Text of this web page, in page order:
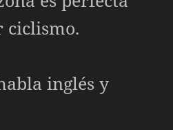
ciclismo.
inglés y